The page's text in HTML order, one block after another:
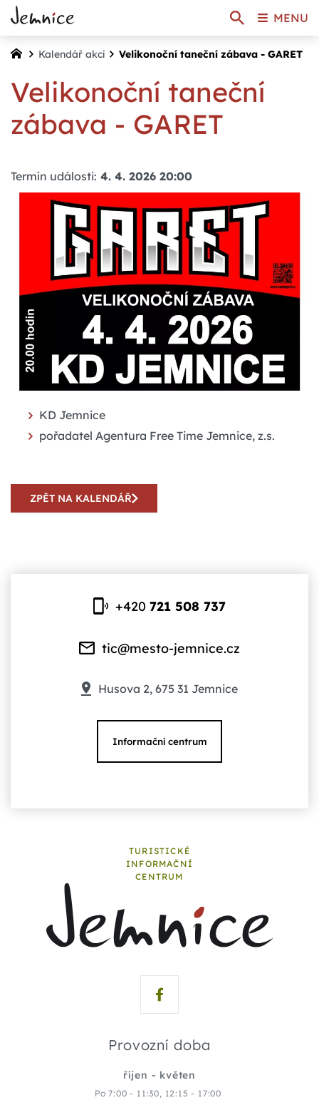
Kalendář akcí Velikonoční taneční zábava - GARET
Velikonoční taneční
zábava - GARET
Termín události: 4. 4. 2026 20:00
KD Jemnice
pořadatel Agentura Free Time Jemnice, z.s.
ZPĚT NA KALENDÁŘ
+420721 508 737
tic@mesto-jemnice.cz
Husova 2, 675 31 Jemnice
Informační centrum
TURISTICKÉ
INFORMAČNÍ
CENTRUM
Provozní doba
říjen - květen
Po 7:00 - 11:30, 12:15 - 17:00
MENU